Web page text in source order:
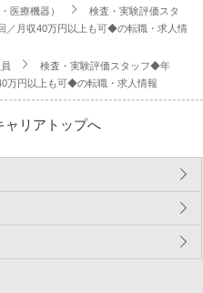
医療機器）
検査・実験評価スタ
／月収40万円以上も可◆の転職・求人情
検査・実験評価スタッフ◆年
万円以上も可◆の転職・求人情報
ャリアトップへ